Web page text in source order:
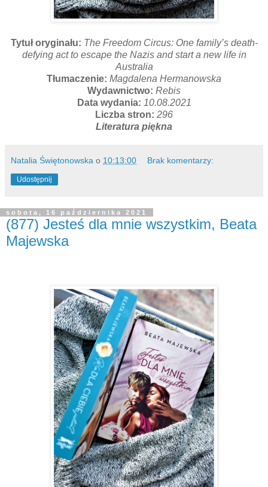
Tytuł oryginału: The Freedom Circus: One family’s death-
defying act to escape the Nazis and start a new life in
Australia
Tłumaczenie: Magdalena Hermanowska
Wydawnictwo: Rebis
Data wydania: 10.08.2021
Liczba stron: 296
Literatura piękna
Natalia Świętonowska o 10:13:00 Brak komentarzy:
Udostępnij
sobota, 16 października 2021
(877) Jesteś dla mnie wszystkim, Beata
Majewska